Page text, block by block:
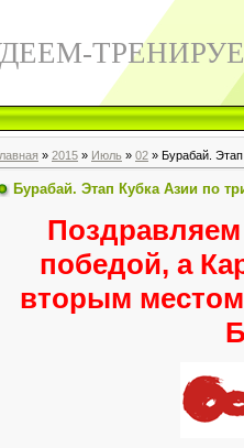
» 2015 » Июль » 02 » Бурабай.
Бурабай. Этап Кубка Азии по
победой, а
вторым местом